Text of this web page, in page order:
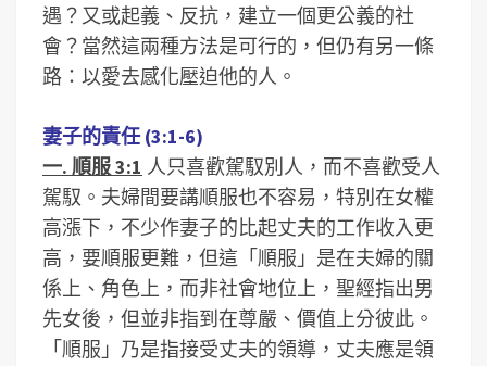
遇？又或起義、反抗，建立一個更公義的社
會？當然這兩種方法是可行的，但仍有另一條
路：以愛去感化壓迫他的人。
妻子的責任 (3:1-6)
一. 順服 3:1 人只喜歡駕馭別人，而不喜歡受人
駕馭。夫婦間要講順服也不容易，特別在女權
高漲下，不少作妻子的比起丈夫的工作收入更
高，要順服更難，但這「順服」是在夫婦的關
係上、角色上，而非社會地位上，聖經指出男
先女後，但並非指到在尊嚴、價值上分彼此。
「順服」乃是指接受丈夫的領導，丈夫應是領